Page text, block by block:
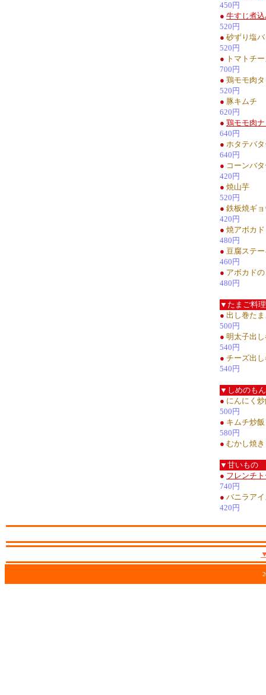
450円
● 牛すじ煮
520円
● 砂ずり塩
520円
● トマトチ
700円
● 鶏モモ肉
520円
● 豚キムチ
620円
● 鶏モモ肉
640円
● ホタテバ
640円
● コーンバ
420円
● 焼山芋
520円
● 鉄板焼ギ
420円
● 焼アボカド
480円
● 豆腐ステ
460円
● アボカド
480円
▼たまご料理
● 出し巻た
500円
● 明太子出
540円
● チーズ出
540円
▼しめのもん
● にんにく
500円
● キムチ炒飯
580円
● むかし焼
▼甘いもの
● フレンチ
740円
● バニラア
420円